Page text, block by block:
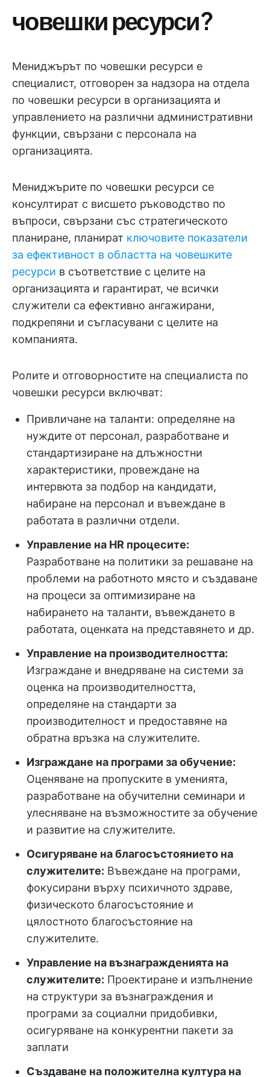
човешки ресурси?
Мениджърът по човешки ресурси е
специалист, отговорен за надзора на отдела
по човешки ресурси в организацията и
управлението на различни административни
функции, свързани с персонала на
организацията.
Мениджърите по човешки ресурси се
консултират с висшето ръководство по
въпроси, свързани със стратегическото
планиране, планират ключовите показатели
за ефективност в областта на човешките
ресурси в съответствие с целите на
организацията и гарантират, че всички
служители са ефективно ангажирани,
подкрепяни и съгласувани с целите на
компанията.
Ролите и отговорностите на специалиста по
човешки ресурси включват:
Привличане на таланти: определяне на
нуждите от персонал, разработване и
стандартизиране на длъжностни
характеристики, провеждане на
интервюта за подбор на кандидати,
набиране на персонал и въвеждане в
работата в различни отдели.
Управление на HR процесите:
Разработване на политики за решаване на
проблеми на работното място и създаване
на процеси за оптимизиране на
набирането на таланти, въвеждането в
работата, оценката на представянето и др.
Управление на производителността:
Изграждане и внедряване на системи за
оценка на производителността,
определяне на стандарти за
производителност и предоставяне на
обратна връзка на служителите.
Изграждане на програми за обучение:
Оценяване на пропуските в уменията,
разработване на обучителни семинари и
улесняване на възможностите за обучение
и развитие на служителите.
Осигуряване на благосъстоянието на
служителите: Въвеждане на програми,
фокусирани върху психичното здраве,
физическото благосъстояние и
цялостното благосъстояние на
служителите.
Управление на възнагражденията на
служителите: Проектиране и изпълнение
на структури за възнаграждения и
програми за социални придобивки,
осигуряване на конкурентни пакети за
заплати
Създаване на положителна култура на